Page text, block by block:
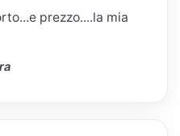
prezzo....la mia